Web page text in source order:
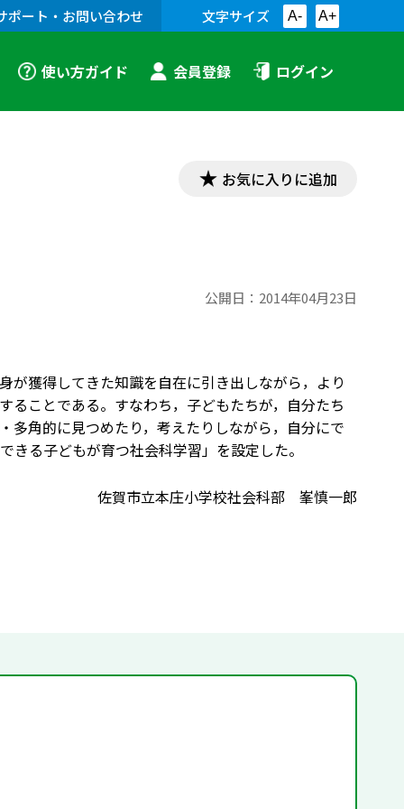
ポート・お問い合わせ 文字サイズ A- A+
使い方ガイド 会員登録 ログイン
お気に入りに追加
公開日： 2014年04月23日
が獲得してきた知識を自在に引き出しながら，より
ることである。すなわち，子どもたちが，自分たち
多角的に見つめたり，考えたりしながら，自分にで
る子どもが育つ社会科学習」を設定した。
佐賀市立本庄小学校社会科部 峯慎一郎